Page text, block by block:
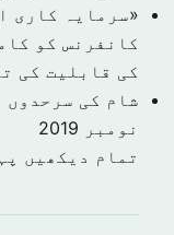
کانفرنس کو
کی قابلیت کی
شام کی سرحدوں
نومبر 2019
تمام دیکھیں